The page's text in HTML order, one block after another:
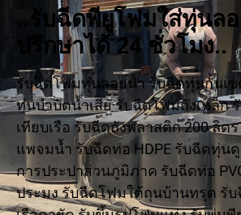
..รับฉีดพียูโฟมใส่ทุ่นล
ปรึกษาได้ 24 ชั่วโมง..
รับฉีดโฟมทุ่นลอยน้ำ รับฉีดทุ่นกั้นเ
ทุ่นบำบัดน้ำเสีย รับฉีดโฟมถังเหล็ก
เทียบเรือ รับฉีดถังพลาสติก 200 ลิต
แพจมน้ำ รับฉีดท่อ HDPE รับฉีดทุ่น
การประปาส่วนภูมิภาค รับฉีดท่อ
ประมง รับฉีดโฟมใต้ถุนบ้านทรุด รับ